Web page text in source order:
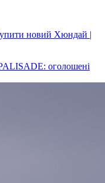
оголошені